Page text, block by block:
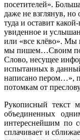
посетителей».
даже не взглянув, но
туда и оставит
увиденное и
или «все клёво». Мы
мы пишем…Своим
Слово, несущее
испытанных в
написано пером…»,
потомкам от
Рукописный текст
объединенных
интереснейшим по
сплачивает и